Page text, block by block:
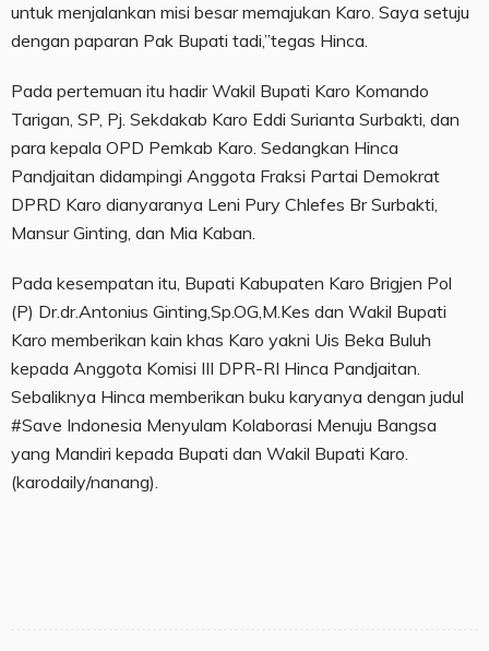
untuk menjalankan misi besar memajukan Karo. Saya setuju
dengan paparan Pak Bupati tadi,”tegas Hinca.
Pada pertemuan itu hadir Wakil Bupati Karo Komando
Tarigan, SP, Pj. Sekdakab Karo Eddi Surianta Surbakti, dan
para kepala OPD Pemkab Karo. Sedangkan Hinca
Pandjaitan didampingi Anggota Fraksi Partai Demokrat
DPRD Karo dianyaranya Leni Pury Chlefes Br Surbakti,
Mansur Ginting, dan Mia Kaban.
Pada kesempatan itu, Bupati Kabupaten Karo Brigjen Pol
(P) Dr.dr.Antonius Ginting,Sp.OG,M.Kes dan Wakil Bupati
Karo memberikan kain khas Karo yakni Uis Beka Buluh
kepada Anggota Komisi III DPR-RI Hinca Pandjaitan.
Sebaliknya Hinca memberikan buku karyanya dengan judul
#Save Indonesia Menyulam Kolaborasi Menuju Bangsa
yang Mandiri kepada Bupati dan Wakil Bupati Karo.
(karodaily/nanang).